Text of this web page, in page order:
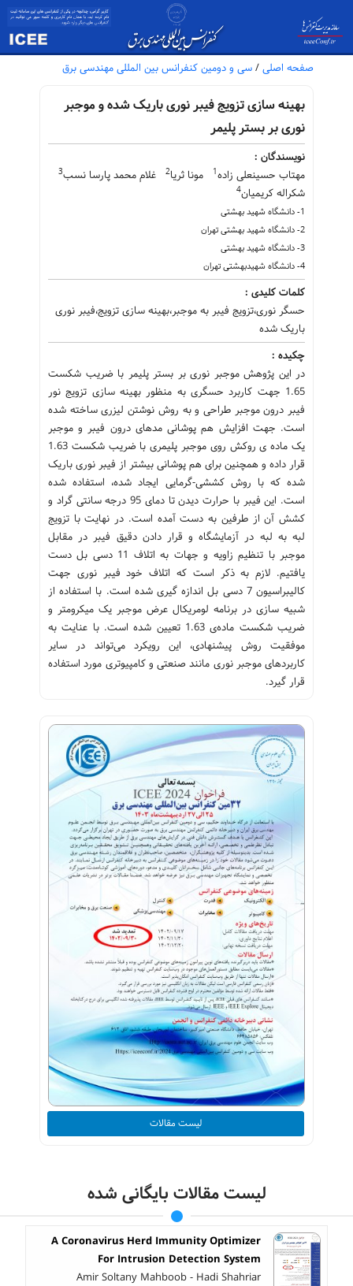
صفحه اصلی / سی و دومین کنفرانس بین المللی مهندسی برق
بهینه سازی تزویج فیبر نوری باریک شده و موجبر
نوری بر بستر پلیمر
نویسندگان :
مهتاب حسینعلی زاده1 مونا ثریا2 غلام محمد پارسا نسب3
شکراله کریمیان4
1- دانشگاه شهید بهشتی
2- دانشگاه شهید بهشتی تهران
3- دانشگاه شهید بهشتی
4- دانشگاه شهیدبهشتی تهران
کلمات کلیدی :
حسگر نوری،تزویج فیبر به موجبر،بهینه سازی تزویج،فیبر نوری
باریک شده
چکیده :
در این پژوهش موجبر نوری بر بستر پلیمر با ضریب شکست
1.65 جهت کاربرد حسگری به منظور بهینه سازی تزویج نور
فیبر درون موجبر طراحی و به روش نوشتن لیزری ساخته شده
است. جهت افزایش هم پوشانی مدهای درون فیبر و موجبر
یک ماده ی روکش روی موجبر پلیمری با ضریب شکست 1.63
قرار داده و همچنین برای هم پوشانی بیشتر از فیبر نوری باریک
شده که با روش کششی-گرمایی ایجاد شده، استفاده شده
است. این فیبر با حرارت دیدن تا دمای 95 درجه سانتی گراد و
کشش آن از طرفین به دست آمده است. در نهایت با تزویج
لبه به لبه در آزمایشگاه و قرار دادن دقیق فیبر در مقابل
موجبر با تنظیم زاویه و جهات به اتلاف 11 دسی بل دست
یافتیم. لازم به ذکر است که اتلاف خود فیبر نوری جهت
کالیبراسیون 7 دسی بل اندازه گیری شده است. با استفاده از
شبیه سازی در برنامه لومریکال عرض موجبر یک میکرومتر و
ضریب شکست ماده‌ی 1.63 تعیین شده‌ است. با عنایت به
موفقیت روش پیشنهادی، این رویکرد می‌تواند در سایر
کاربردهای موجبر نوری مانند صنعتی و کامپیوتری مورد استفاده
قرار گیرد.
لیست مقالات
لیست مقالات بایگانی شده
A Coronavirus Herd Immunity Optimizer
For Intrusion Detection System
Amir Soltany Mahboob - Hadi Shahriar